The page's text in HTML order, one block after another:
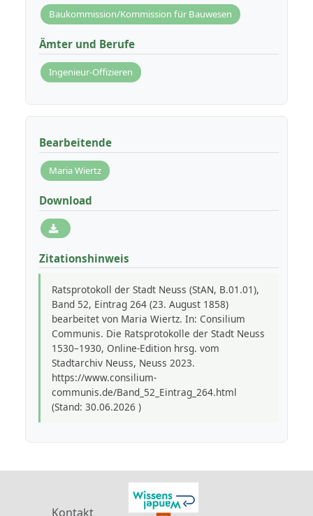
Baukommission/Kommission für Bauwesen
Ämter und Berufe
Ingenieur-Offizieren
Bearbeitende
Maria Wiertz
Download
Zitationshinweis
Ratsprotokoll der Stadt Neuss (StAN, B.01.01),
Band 52, Eintrag 264 (23. August 1858)
bearbeitet von Maria Wiertz. In: Consilium
Communis. Die Ratsprotokolle der Stadt Neuss
1530–1930, Online-Edition hrsg. vom
Stadtarchiv Neuss, Neuss 2023.
https://www.consilium-
communis.de/Band_52_Eintrag_264.html
(Stand: 30.06.2026 )
Kontakt